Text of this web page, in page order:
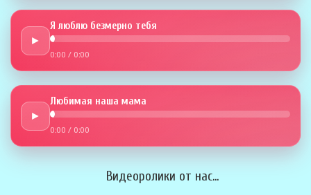
►
Я люблю безмерно тебя
0:00 / 0:00
►
Любимая наша мама
0:00 / 0:00
Видеоролики от нас...